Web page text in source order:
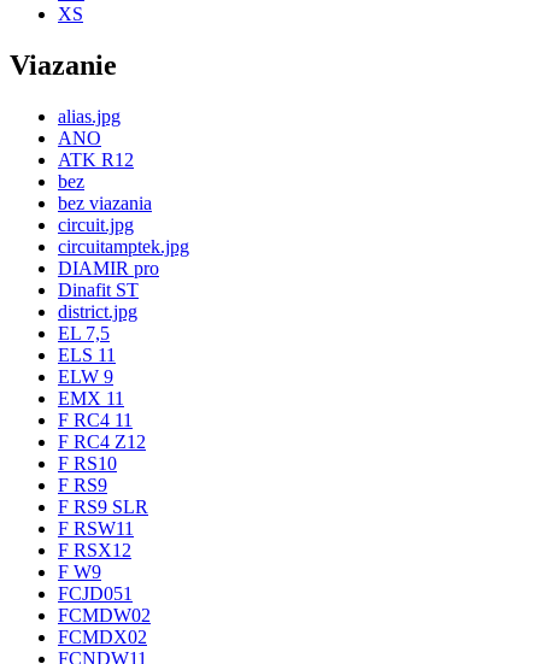
XS
Viazanie
alias.jpg
ANO
ATK R12
bez
bez viazania
circuit.jpg
circuitamptek.jpg
DIAMIR pro
Dinafit ST
district.jpg
EL 7,5
ELS 11
ELW 9
EMX 11
F RC4 11
F RC4 Z12
F RS10
F RS9
F RS9 SLR
F RSW11
F RSX12
F W9
FCJD051
FCMDW02
FCMDX02
FCNDW11